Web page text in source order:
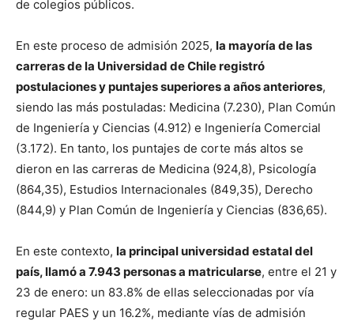
de colegios públicos.
En este proceso de admisión 2025, la mayoría de las
carreras de la Universidad de Chile registró
postulaciones y puntajes superiores a años anteriores,
siendo las más postuladas: Medicina (7.230), Plan Común
de Ingeniería y Ciencias (4.912) e Ingeniería Comercial
(3.172). En tanto, los puntajes de corte más altos se
dieron en las carreras de Medicina (924,8), Psicología
(864,35), Estudios Internacionales (849,35), Derecho
(844,9) y Plan Común de Ingeniería y Ciencias (836,65).
En este contexto, la principal universidad estatal del
país, llamó a 7.943 personas a matricularse, entre el 21 y
23 de enero: un 83.8% de ellas seleccionadas por vía
regular PAES y un 16.2%, mediante vías de admisión